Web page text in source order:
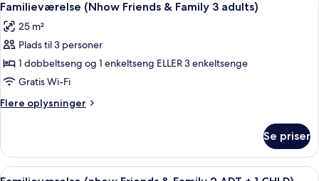
personer
Friends
&
alle
billeder
af
Familieværelse
(Nhow
Friends
&
3
adults)
6
Familieværelse (Nhow Friends & Family 3 adults)
25 m²
Plads til 3 personer
1 dobbeltseng og 1 enkeltseng ELLER 3 enkeltsenge
Gratis Wi-Fi
Flere oplysninger
Flere
(Nhow
Friends
Se priser
Indlæs
Et hotelværelse med to senge, et
6